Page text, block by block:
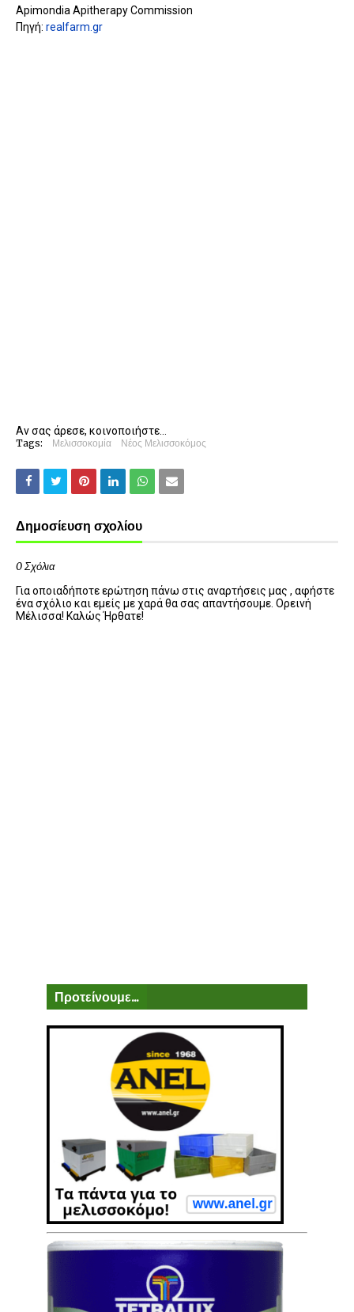
Apimondia Apitherapy Commission
Πηγή: realfarm.gr
Αν σας άρεσε, κοινοποιήστε...
Tags: Μελισσοκομία Νέος Μελισσοκόμος
Δημοσίευση σχολίου
0 Σχόλια
Για οποιαδήποτε ερώτηση πάνω στις αναρτήσεις μας , αφήστε
ένα σχόλιο και εμείς με χαρά θα σας απαντήσουμε. Ορεινή
Μέλισσα! Καλώς Ήρθατε!
Προτείνουμε...